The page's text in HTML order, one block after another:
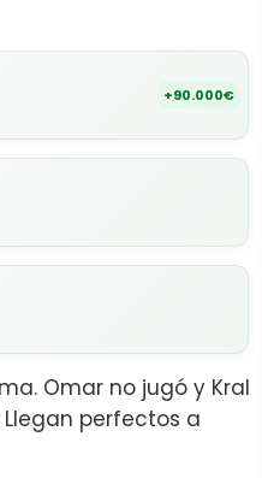
+90.000€
Omar no jugó y Kral
perfectos a